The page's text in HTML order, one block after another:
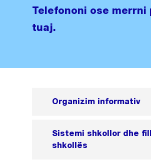
Telefononi ose
tuaj.
Organizim informativ
Sistemi shkollor dhe
shkollës